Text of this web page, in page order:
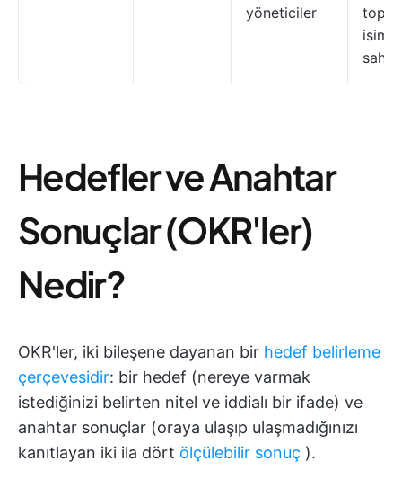
yöneticiler
Hedefler ve Anahtar
Sonuçlar (OKR'ler)
Nedir?
OKR'ler, iki bileşene dayanan bir hedef belirleme
çerçevesidir: bir hedef (nereye varmak
istediğinizi belirten nitel ve iddialı bir ifade) ve
anahtar sonuçlar (oraya ulaşıp ulaşmadığınızı
kanıtlayan iki ila dört ölçülebilir sonuç ).